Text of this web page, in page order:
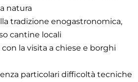
natura
tradizione enogastronomica,
cantine locali
la visita a chiese e borghi
particolari difficoltà tecniche